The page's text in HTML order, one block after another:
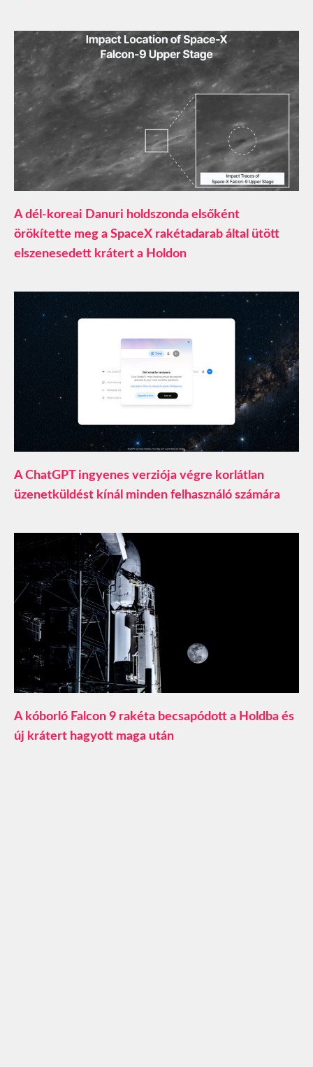
A dél-koreai Danuri holdszonda elsőként
örökítette meg a SpaceX rakétadarab által ütött
elszenesedett krátert a Holdon
A ChatGPT ingyenes verziója végre korlátlan
üzenetküldést kínál minden felhasználó számára
A kóborló Falcon 9 rakéta becsapódott a Holdba és
új krátert hagyott maga után